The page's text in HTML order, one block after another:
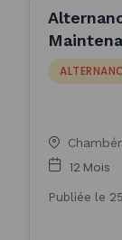
H/F
12 Mois
Publiée le